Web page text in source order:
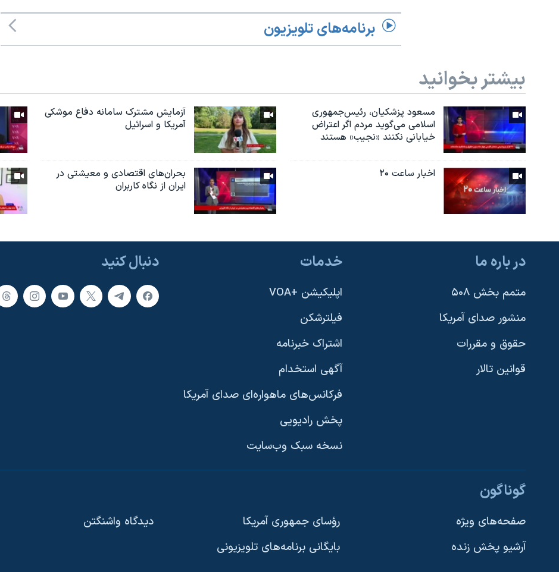
دنبال کنید
زبانهای مختلف
برنامه‌های تلویزیون
بیشتر بخوانید
مسعود پزشکیان، رئيس‌جمهوری
اسلامی می‌گوید مردم اگر اعتراض
خیابانی نکنند «نجیب» هستند
آزمایش مشترک سامانه دفاع موشکی
آمریکا و اسرائیل
اخبار ساعت ۲۰
بحران‌های اقتصادی و معیشتی در
ایران از نگاه کاربران
دنبال کنید در باره ما
متمم بخش ۵۰۸
منشور صدای آمریکا
حقوق و مقررات
قوانین تالار
خدمات
اپلیکیشن +VOA
فیلترشکن
اشتراک خبرنامه
آگهی استخدام
فرکانس‌های ماهواره‌ای صدای آمریکا
پخش رادیویی
نسخه سبک وب‌سایت
گوناگون
صفحه‌های ویژه
آرشیو پخش زنده
رؤسای جمهوری آمریکا
بایگانی برنامه‌های تلویزیونی
دیدگاه‌ واشنگتن